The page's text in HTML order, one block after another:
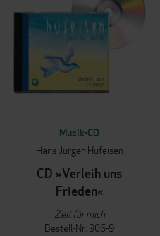
Musik-CD
Hans-Jürgen Hufeisen
CD »Verleih uns
Frieden«
Zeit für mich
Bestell-Nr: 906-9